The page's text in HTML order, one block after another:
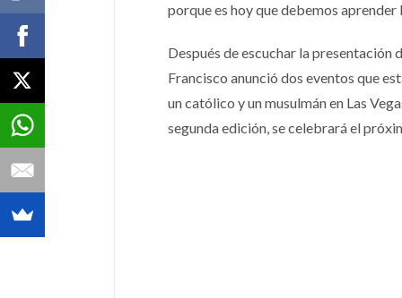
porque es hoy que debemos
Después de escuchar la presentación
Francisco anunció dos eventos que
un católico y un musulmán en Las
segunda edición, se celebrará el